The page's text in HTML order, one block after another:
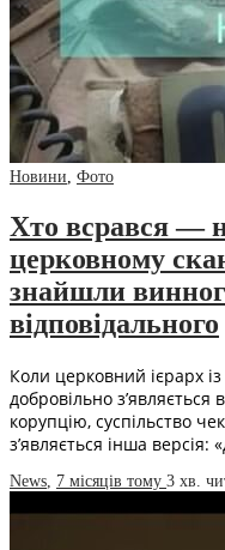
Новини, Фото
Хто всрався —
церковному
знайшли
відповідального
Коли церковний ієрарх
добровільно з’являється
корупцію, суспільство
з’являється інша версія:
News, 7 місяців тому 3 хв.